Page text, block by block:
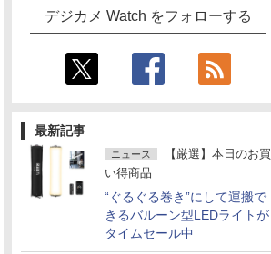
デジカメ Watch をフォローする
最新記事
ニュース
【厳選】本日のお買
い得商品
“ぐるぐる巻き”にして運搬で
きるバルーン型LEDライトが
タイムセール中